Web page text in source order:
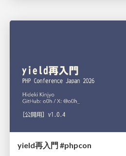
yield再入門 #phpcon